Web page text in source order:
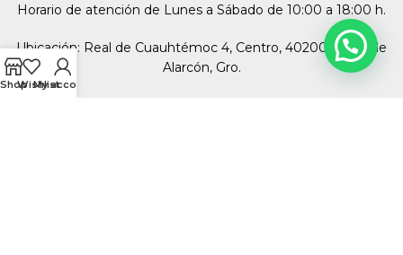
Horario de atención de Lunes a Sábado de 10:00 a 18:00 h.
Ubicación: Real de Cuauhtémoc 4, Centro, 40200 Taxco de
Alarcón, Gro.
ShopWishlist
My account